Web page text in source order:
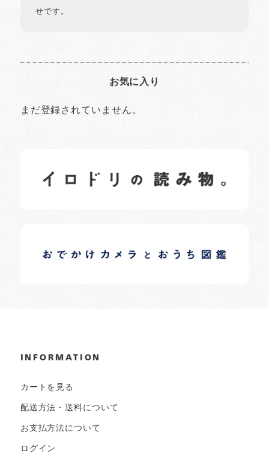
せです。
お気に入り
まだ登録されていません。
日常の様子など随時更新中です。
日常の様子など随時更新中です。
INFORMATION
カートを見る
配送方法・送料について
お支払方法について
ログイン